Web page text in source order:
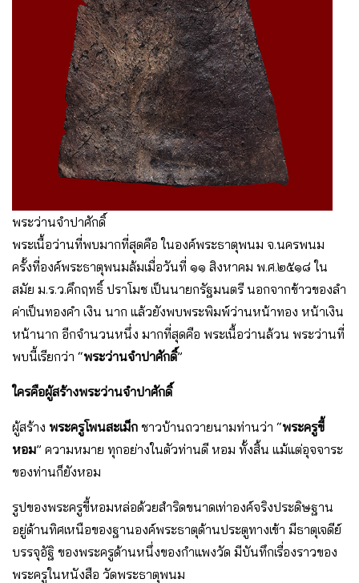
พระว่านจำปาศักดิ์
พระเนื้อว่านที่พบมากที่สุดคือ ในองค์พระธาตุพนม จ.นครพนม
ครั้งที่องค์พระธาตุพนมล้มเมื่อวันที่ ๑๑ สิงหาคม พ.ศ.๒๕๑๘ ใน
สมัย ม.ร.ว.คึกฤทธิ์ ปราโมช เป็นนายกรัฐมนตรี นอกจากข้าวของลํา
ค่าเป็นทองคํา เงิน นาก แล้วยังพบพระพิมพ์ว่านหน้าทอง หน้าเงิน
หน้านาก อีกจํานวนหนึ่ง มากที่สุดคือ พระเนื้อว่านล้วน พระว่านที่
พบนี้เรียกว่า “พระว่านจําปาศักดิ์”
ใครคือผู้สร้างพระว่านจําปาศักดิ์
ผู้สร้าง พระครูโพนสะเม็ก ชาวบ้านถวายนามท่านว่า “พระครูขี้
หอม” ความหมาย ทุกอย่างในตัวท่านดี หอม ทั้งสิ้น แม้แต่อุจจาระ
ของท่านก็ยังหอม
รูปของพระครูขี้หอมหล่อด้วยสําริดขนาดเท่าองค์จริงประดิษฐาน
อยู่ด้านทิศเหนือของฐานองค์พระธาตุด้านประตูทางเข้า มีธาตุเจดีย์
บรรจุอัฐิ ของพระครูด้านหนึ่งของกําแพงวัด มีบันทึกเรื่องราวของ
พระครูในหนังสือ วัดพระธาตุพนม